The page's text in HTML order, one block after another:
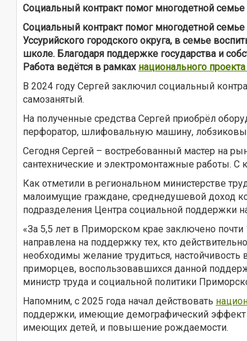
Социальный контракт помог многодетной
Социальный контракт помог многодетной
Уссурийского городского округа, в семье
школе. Благодаря поддержке государства и
Работа ведётся в рамках национального
В 2024 году Сергей заключил социальный
самозанятый.
На полученные средства Сергей приобрёл
перфоратор, шлифовальную машину,
Сегодня Сергей – востребованный мастер на
сантехнические и электромонтажные работы. С
Как отметили в региональном министерстве
малоимущие граждане, среднедушевой доход
подразделения Центра социальной поддержки
«За 5,5 лет в Приморском крае заключено
направлена на поддержку тех, кто
необходимы желание трудиться,
приморцев, воспользовавшихся данной
министр труда и социальной политики
Напомним, с 2025 года начал действовать
поддержки, имеющие демографический эффект
имеющих детей, и повышение рождаемости.